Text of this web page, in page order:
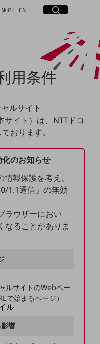
ル
JP日本語
EN Englishサイト内検索
開く
検索する
用条件
ルサイト
イト）は、NTTドコ
おります。
化のお知らせ
報保護を考え、
1.1通信」の無効
ラウザーにおい
なることがありま
ルサイトのWebペー
始まるページ）
響